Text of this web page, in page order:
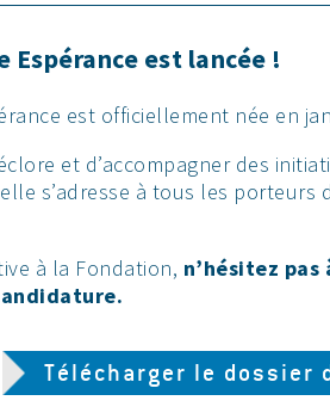
est lancée !
est officiellement née en
et d’accompagner des
s’adresse à tous les porteurs
à la Fondation, n’hésitez
Télécharger le dossier